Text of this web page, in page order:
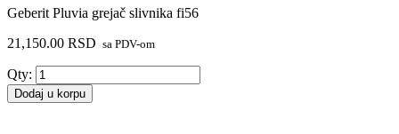
Geberit Pluvia grejač slivnika fi56
21,150.00 RSD sa PDV-om
Qty: Geberit
Pluvia
grejač
Dodaj u korpu